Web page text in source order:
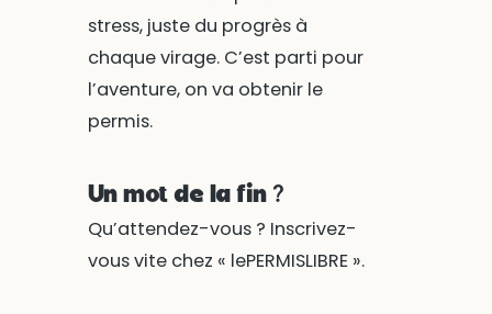
stress, juste du progrès à
chaque virage. C’est parti pour
l’aventure, on va obtenir le
permis.
Un mot de la fin ?
Qu’attendez-vous ? Inscrivez-
vous vite chez « lePERMISLIBRE ».